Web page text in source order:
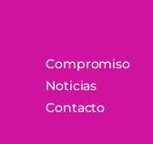
Compromiso
Noticias
Contacto